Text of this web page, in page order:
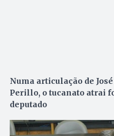
Numa articulação de
Perillo, o tucanato atrai
deputado